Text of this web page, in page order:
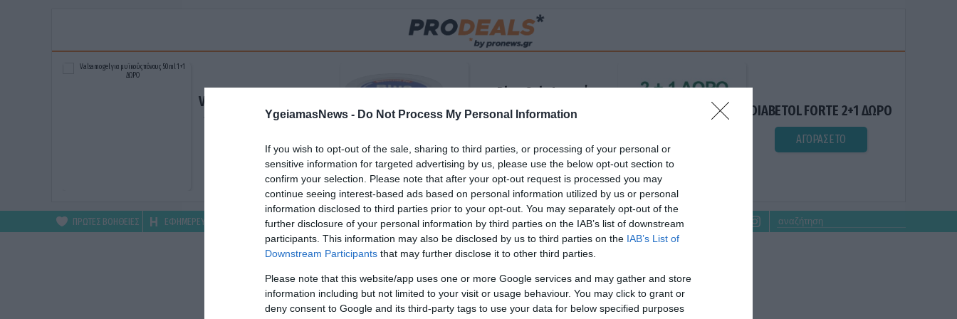
YgeiamasNews - Do Not Process My Personal Information
If you wish to opt-out of the sale, sharing to third parties, or processing of your personal or
sensitive information for targeted advertising by us, please use the below opt-out section to
confirm your selection. Please note that after your opt-out request is processed you may
continue seeing interest-based ads based on personal information utilized by us or personal
information disclosed to third parties prior to your opt-out. You may separately opt-out of the
further disclosure of your personal information by third parties on the IAB’s list of downstream
participants. This information may also be disclosed by us to third parties on the IAB’s List of
Downstream Participants that may further disclose it to other third parties.
Please note that this website/app uses one or more Google services and may gather and store
information including but not limited to your visit or usage behaviour. You may click to grant or
deny consent to Google and its third-party tags to use your data for below specified purposes
Valsamo gel για μυϊκούς
πόνους 50ml 1+1 ΔΩΡΟ
ΑΓΟΡΑΣΕ ΤΟ
Blue Gel: Φυσική
ανακούφιση & χαλάρωση
ΑΓΟΡΑΣΕ ΤΟ
DIABETOL FORTE 2+1 ΔΩΡΟ
ΑΓΟΡΑΣΕ ΤΟ
ΠΡΩΤΕΣ ΒΟΗΘΕΙΕΣ ΕΦΗΜΕΡΕΥΟΝΤΑ ΦΑΡΜΑΚΕΙΑ